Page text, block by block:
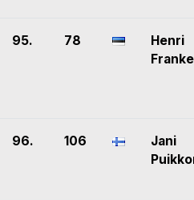
95. 78
Henri
Franke
96. 106
Jani